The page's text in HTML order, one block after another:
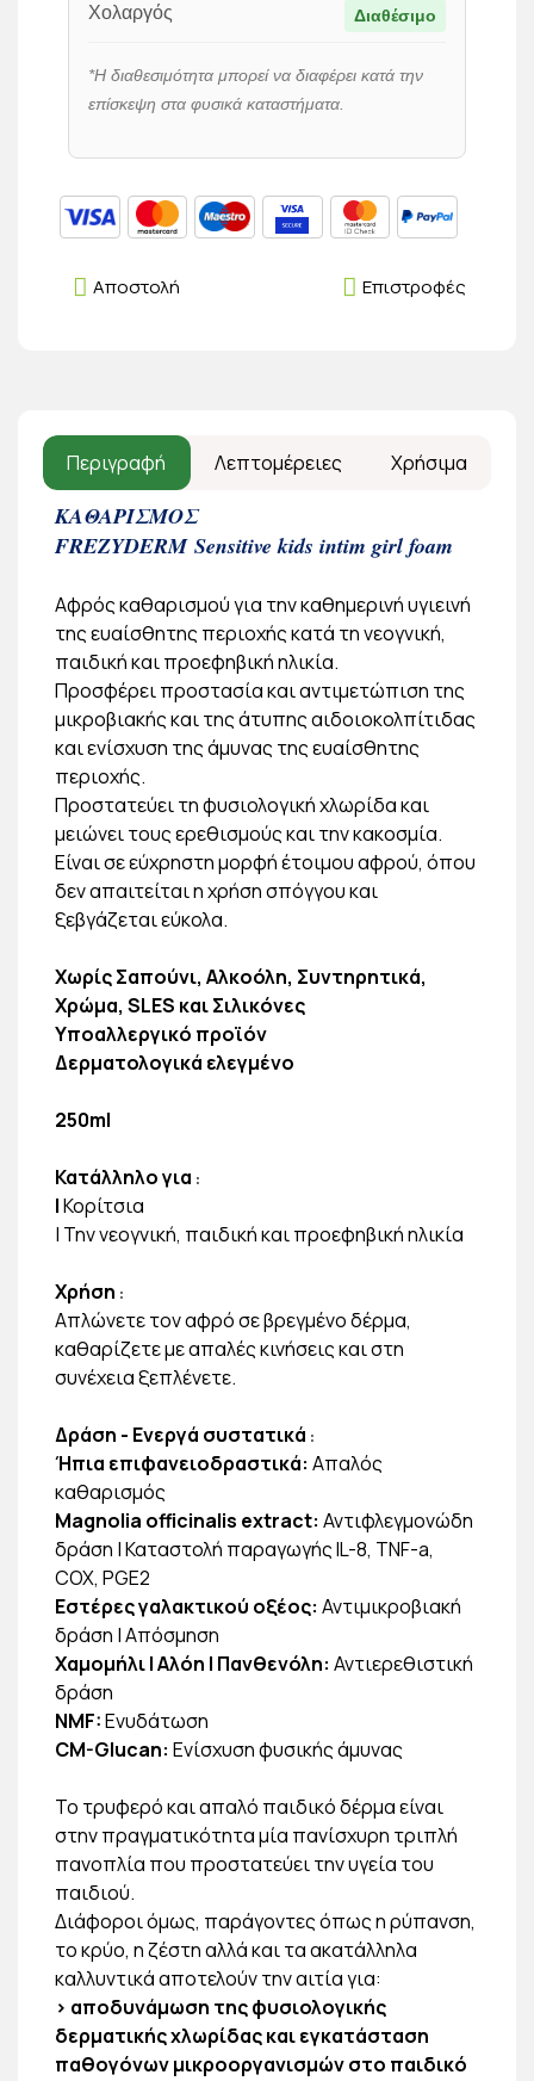
Χολαργός Διαθέσιμο
*Η διαθεσιμότητα μπορεί να διαφέρει κατά την
επίσκεψη στα φυσικά καταστήματα.
Επιστροφές
Αποστολή
Περιγραφή Λεπτομέρειες Χρήσιμα
ΚΑΘΑΡΙΣΜΟΣ
FREZYDERM Sensitive kids intim girl foam
Αφρός καθαρισμού για την καθημερινή υγιεινή
της ευαίσθητης περιοχής κατά τη νεογνική,
παιδική και προεφηβική ηλικία.
Προσφέρει προστασία και αντιμετώπιση της
μικροβιακής και της άτυπης αιδοιοκολπίτιδας
και ενίσχυση της άμυνας της ευαίσθητης
περιοχής.
Προστατεύει τη φυσιολογική χλωρίδα και
μειώνει τους ερεθισμούς και την κακοσμία.
Είναι σε εύχρηστη μορφή έτοιμου αφρού, όπου
δεν απαιτείται η χρήση σπόγγου και
ξεβγάζεται εύκολα.
Χωρίς Σαπούνι, Αλκοόλη, Συντηρητικά,
Χρώμα, SLES και Σιλικόνες
Υποαλλεργικό προϊόν
Δερματολογικά ελεγμένο
250ml
Κατάλληλο για :
|Κορίτσια
| Την νεογνική, παιδική και προεφηβική ηλικία
Χρήση :
Απλώνετε τον αφρό σε βρεγμένο δέρμα,
καθαρίζετε με απαλές κινήσεις και στη
συνέχεια ξεπλένετε.
Δράση - Ενεργά συστατικά :
Ήπια επιφανειοδραστικά: Απαλός
καθαρισμός
Magnolia officinalis extract: Αντιφλεγμονώδη
δράση | Καταστολή παραγωγής IL-8, TNF-a,
COX, PGE2
Εστέρες γαλακτικού οξέος: Αντιμικροβιακή
δράση | Απόσμηση
Χαμομήλι | Αλόη | Πανθενόλη: Αντιερεθιστική
δράση
NMF:Ενυδάτωση
CM-Glucan: Ενίσχυση φυσικής άμυνας
Το τρυφερό και απαλό παιδικό δέρμα είναι
στην πραγματικότητα μία πανίσχυρη τριπλή
πανοπλία που προστατεύει την υγεία του
παιδιού.
Διάφοροι όμως, παράγοντες όπως η ρύπανση,
το κρύο, η ζέστη αλλά και τα ακατάλληλα
καλλυντικά αποτελούν την αιτία για:
> αποδυνάμωση της φυσιολογικής
δερματικής χλωρίδας και εγκατάσταση
παθογόνων μικροοργανισμών στο παιδικό